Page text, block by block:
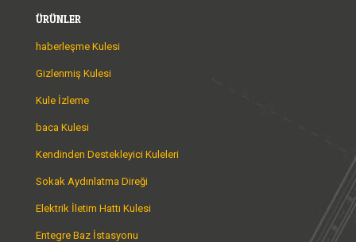
ÜRÜNLER
haberleşme Kulesi
Gizlenmiş Kulesi
Kule İzleme
baca Kulesi
Kendinden Destekleyici Kuleleri
Sokak Aydınlatma Direği
Elektrik İletim Hattı Kulesi
Entegre Baz İstasyonu